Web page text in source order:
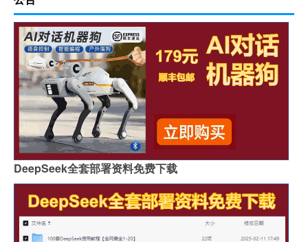
DeepSeek全套部署资料免费下载